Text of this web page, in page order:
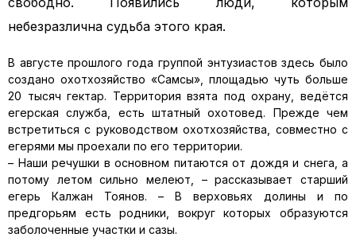
небезразлична судьба этого края.
В августе прошлого года группой энтузиастов здесь было
создано охотхозяйство «Самсы», площадью чуть больше
20 тысяч гектар. Территория взята под охрану, ведётся
егерская служба, есть штатный охотовед. Прежде чем
встретиться с руководством охотхозяйства, совместно с
егерями мы проехали по его территории.
– Наши речушки в основном питаются от дождя и снега, а
потому летом сильно мелеют, – рассказывает старший
егерь Калжан Тоянов. – В верховьях долины и по
предгорьям есть родники, вокруг которых образуются
заболоченные участки и сазы.